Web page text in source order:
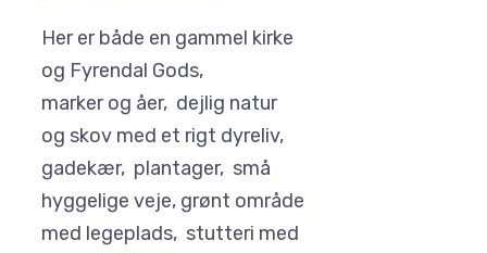
Her er både en gammel kirke
og Fyrendal Gods,
marker og åer, dejlig natur
og skov med et rigt dyreliv,
gadekær, plantager, små
hyggelige veje, grønt område
med legeplads, stutteri med